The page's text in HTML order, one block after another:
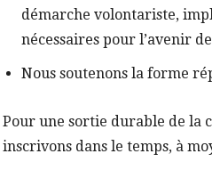
démarche volontariste,
nécessaires pour l’avenir
Nous soutenons la forme
Pour une sortie durable de la
inscrivons dans le temps, à